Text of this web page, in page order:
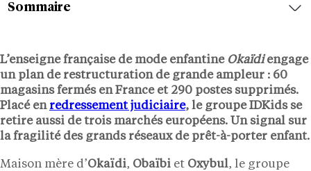
L’enseigne française de mode enfantine Okaïdiengage
un plan de restructuration de grande ampleur : 60
magasinsfermés en France et 290 postessupprimés.
Placé enredressement judiciaire, le groupe IDKids se
retire aussi de trois marchés européens. Un signal sur
la fragilité des grands réseaux de prêt-à-porter enfant.
Maison mère d’Okaïdi, Obaïbi et Oxybul, le groupe
Sommaire